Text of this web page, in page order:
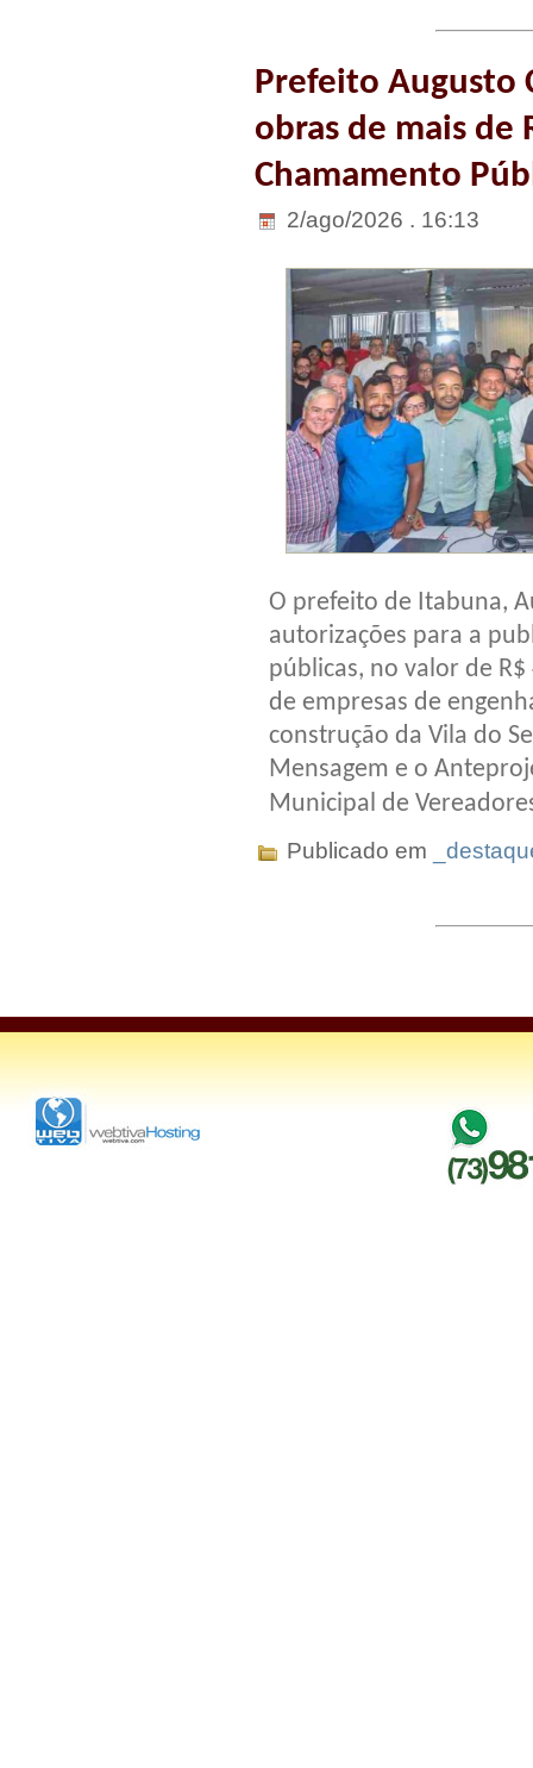
Prefeito Augusto
obras de mais de
Chamamento
2/ago/2026 . 16:13
O prefeito de Itabuna,
autorizações para a
públicas, no valor de
de empresas de
construção da Vila do
Mensagem e o
Municipal de
Publicado em